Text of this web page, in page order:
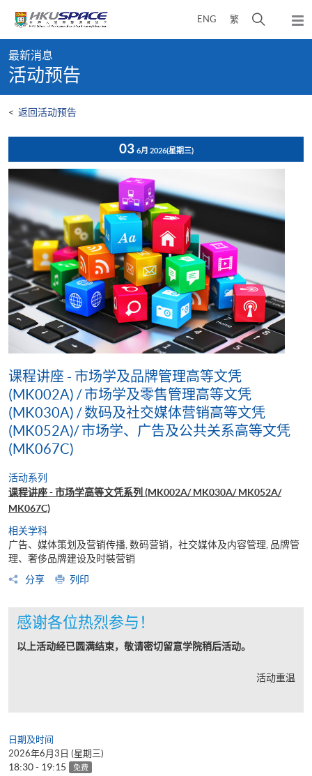
content
ENG 繁
开
弹
出
content
start
最新消息
活动预告
< 返回活动预告
03 6月 2026(星期三)
课程讲座 - 市场学及品牌管理高等文凭
(MK002A) / 市场学及零售管理高等文凭
(MK030A) / 数码及社交媒体营销高等文凭
(MK052A)/ 市场学、广告及公共关系高等文凭
(MK067C)
活动系列
课程讲座 - 市场学高等文凭系列 (MK002A/ MK030A/ MK052A/
MK067C)
相关学科
广告、媒体策划及营销传播, 数码营销，社交媒体及内容管理, 品牌管
理、奢侈品牌建设及时裝营销
分享
列印
感谢各位热烈参与！
以上活动经已圆满结束，敬请密切留意学院稍后活动。
活动重温
日期及时间
2026年6月3日 (星期三)
18:30 - 19:15 免费